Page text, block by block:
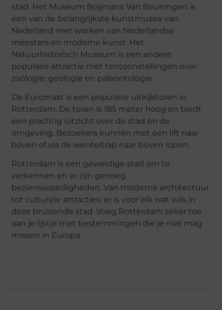
stad. Het Museum Boijmans Van Beuningen is
een van de belangrijkste kunstmusea van
Nederland met werken van Nederlandse
meesters en moderne kunst. Het
Natuurhistorisch Museum is een andere
populaire attractie met tentoonstellingen over
zoölogie, geologie en paleontologie.
De Euromast is een populaire uitkijktoren in
Rotterdam. De toren is 185 meter hoog en biedt
een prachtig uitzicht over de stad en de
omgeving. Bezoekers kunnen met een lift naar
boven of via de wenteltrap naar boven lopen.
Rotterdam is een geweldige stad om te
verkennen en er zijn genoeg
bezienswaardigheden. Van moderne architectuur
tot culturele attracties, er is voor elk wat wils in
deze bruisende stad. Voeg Rotterdam zeker toe
aan je lijstje met bestemmingen die je niet mag
missen in Europa.